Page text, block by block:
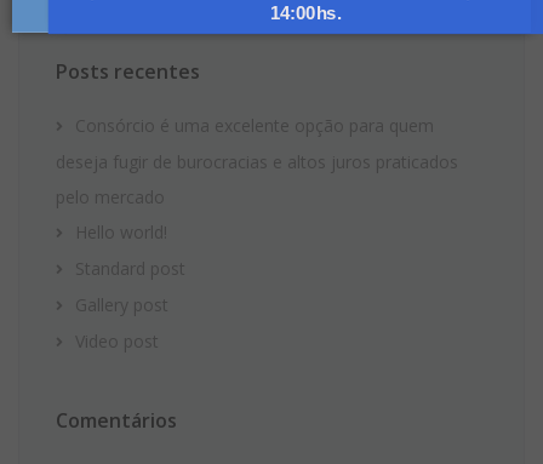
Posts recentes
Consórcio é uma excelente opção para quem
deseja fugir de burocracias e altos juros praticados
pelo mercado
Hello world!
Standard post
Gallery post
Video post
Comentários
14:00hs.